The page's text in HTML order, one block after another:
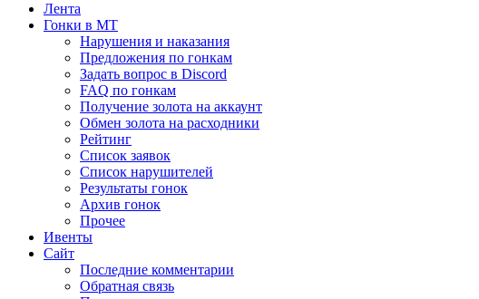
Лента
Гонки в МТ
Нарушения и наказания
Предложения по гонкам
Задать вопрос в Discord
FAQ по гонкам
Получение золота на аккаунт
Обмен золота на расходники
Рейтинг
Список заявок
Список нарушителей
Результаты гонок
Архив гонок
Прочее
Ивенты
Сайт
Последние комментарии
Обратная связь